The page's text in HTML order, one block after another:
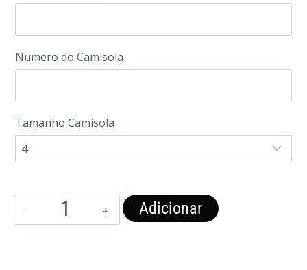
Numero do Camisola
Tamanho Camisola
Adicionar